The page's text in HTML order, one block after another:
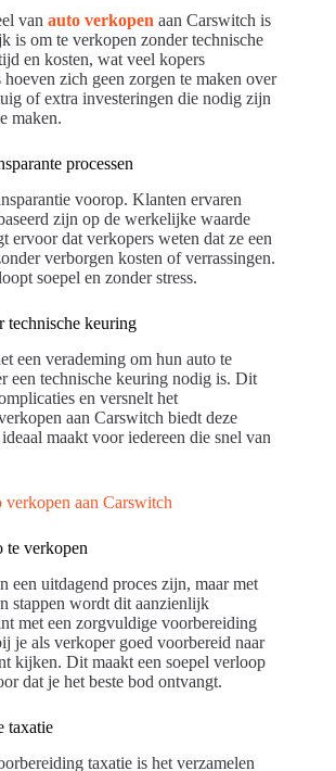
van auto verkopen aan Carswitch is
is om te verkopen zonder technische
en kosten, wat veel kopers
hoeven zich geen zorgen te maken over
of extra investeringen die nodig zijn
maken.
processen
voorop. Klanten ervaren
zijn op de werkelijke waarde
ervoor dat verkopers weten dat ze een
verborgen kosten of verrassingen.
soepel en zonder stress.
technische keuring
een verademing om hun auto te
een technische keuring nodig is. Dit
en versnelt het
aan Carswitch biedt deze
maakt voor iedereen die snel van
te verkopen
een uitdagend proces zijn, maar met
stappen wordt dit aanzienlijk
met een zorgvuldige voorbereiding
je als verkoper goed voorbereid naar
kijken. Dit maakt een soepel verloop
dat je het beste bod ontvangt.
taxatie
taxatie is het verzamelen